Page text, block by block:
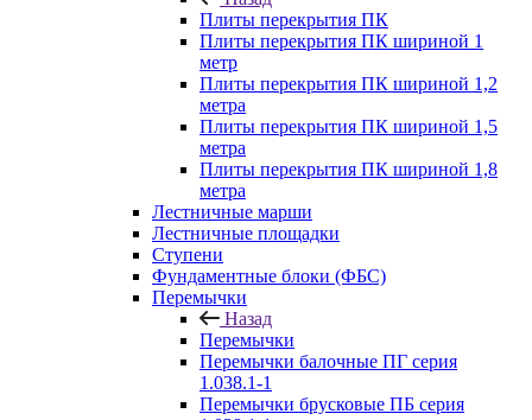
Плиты перекрытия ПК
Плиты перекрытия ПК шириной 1
метр
Плиты перекрытия ПК шириной 1,2
метра
Плиты перекрытия ПК шириной 1,5
метра
Плиты перекрытия ПК шириной 1,8
метра
Лестничные марши
Лестничные площадки
Ступени
Фундаментные блоки (ФБС)
Перемычки
Назад
Перемычки
Перемычки балочные ПГ серия
1.038.1-1
Перемычки брусковые ПБ серия